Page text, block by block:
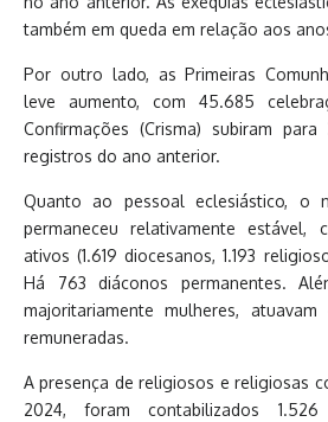
também em queda em relação aos
Por outro lado, as Primeiras
leve aumento, com 45.685
Confirmações (Crisma) subiram
registros do ano anterior.
Quanto ao pessoal eclesiástico, o
permaneceu relativamente estável,
ativos (1.619 diocesanos, 1.193
Há 763 diáconos permanentes.
majoritariamente mulheres,
remuneradas.
A presença de religiosos e religiosas
2024, foram contabilizados 1.526